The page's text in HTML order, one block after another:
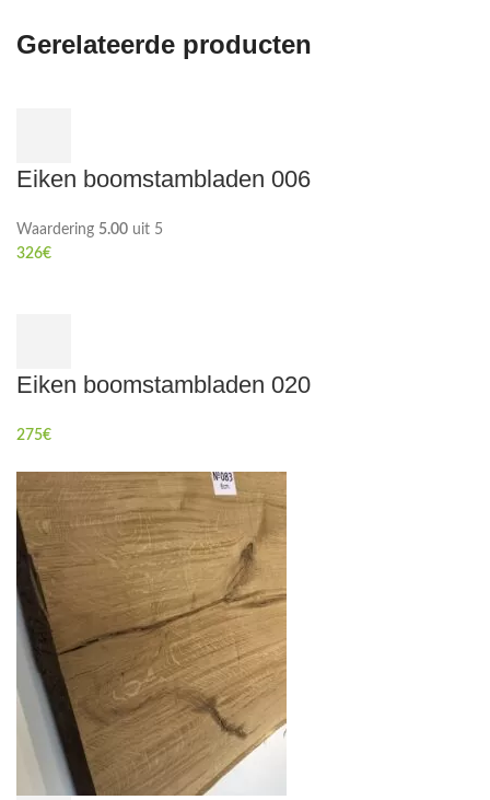
Gerelateerde producten
Eiken boomstambladen 006
Waardering 5.00 uit 5
326€
Eiken boomstambladen 020
275€